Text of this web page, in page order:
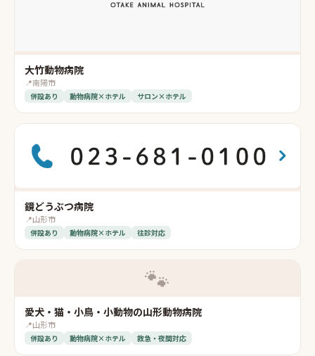
大竹動物病院
📍南陽市
併設あり 動物病院×ホテル サロン×ホテル
鏡どうぶつ病院
📍山形市
併設あり 動物病院×ホテル 往診対応
🐾
愛犬・猫・小鳥・小動物の山形動物病院
📍山形市
併設あり 動物病院×ホテル 救急・夜間対応